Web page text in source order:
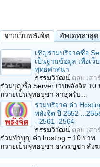
จากเว็บพลังจิต อัพเดทล่าสุด
เชิญร่วมบริจาคซื้อ
เป็นฐานข้อมูล เพื่อเว็
พุทธศาสนา
ธรรมวิวัฒน์ ตอบ เสา
ร่วมบุญซื้อ Server เวปพลังจิต 10
ถวายเป็นพุทธบูชา สาธุครับ…
ร่วมบริจาค ค่า
พลังจิต ปี 2552
- 2561 -2564
ธรรมวิวัฒน์ ตอบ เสา
ร่วมทำบุญ ค่า hosting = 10 บาท
ถวายเป็นพุทธบูชา ธรรมบูชา สัง